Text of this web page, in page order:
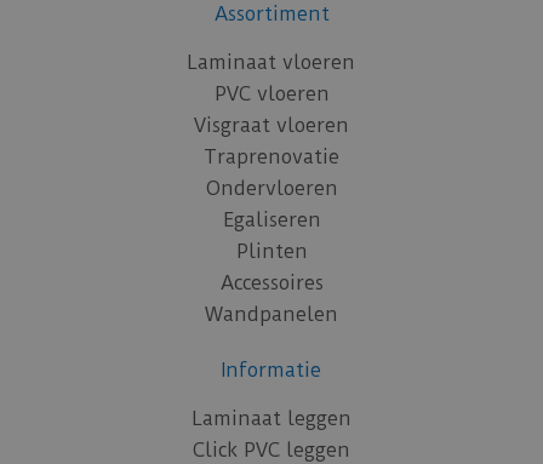
Assortiment
Laminaat vloeren
PVC vloeren
Visgraat vloeren
Traprenovatie
Ondervloeren
Egaliseren
Plinten
Accessoires
Wandpanelen
Informatie
Laminaat leggen
Click PVC leggen